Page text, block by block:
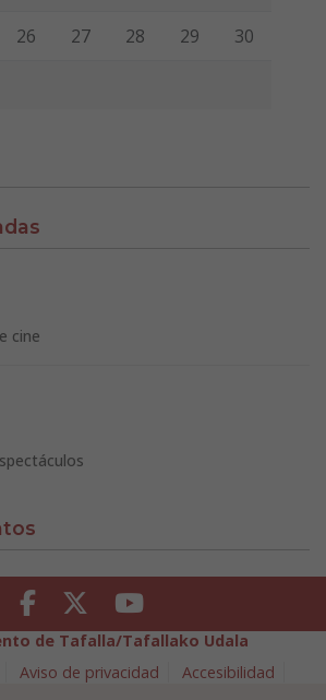
26 27 28 29 30
cine
Facebook Twitter Youtube
de Tafalla/Tafallako Udala
Aviso de privacidad
Accesibilidad